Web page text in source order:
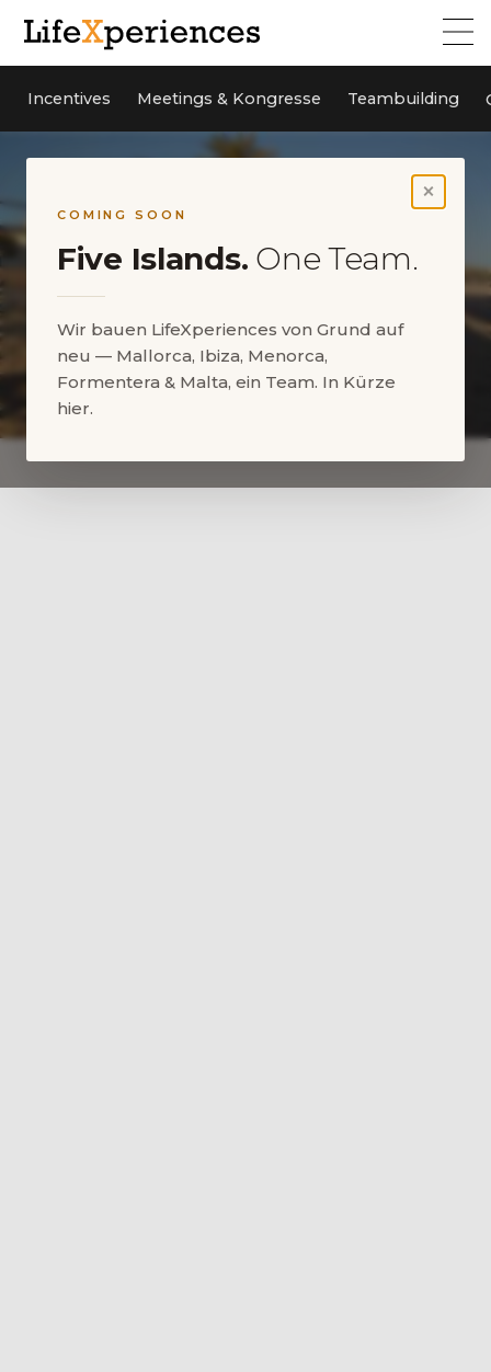
Incentives Meetings & Kongresse Teambuilding
×
COMING SOON
Five Islands. One Team.
Wir bauen LifeXperiences von Grund auf
neu — Mallorca, Ibiza, Menorca,
Formentera & Malta, ein Team. In Kürze
hier.